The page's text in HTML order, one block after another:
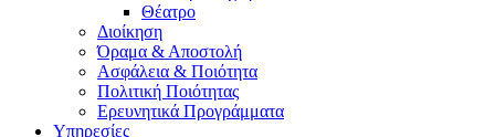
Θέατρο
Διοίκηση
Όραμα & Αποστολή
Ασφάλεια & Ποιότητα
Πολιτική Ποιότητας
Ερευνητικά Προγράμματα
Υπηρεσίες